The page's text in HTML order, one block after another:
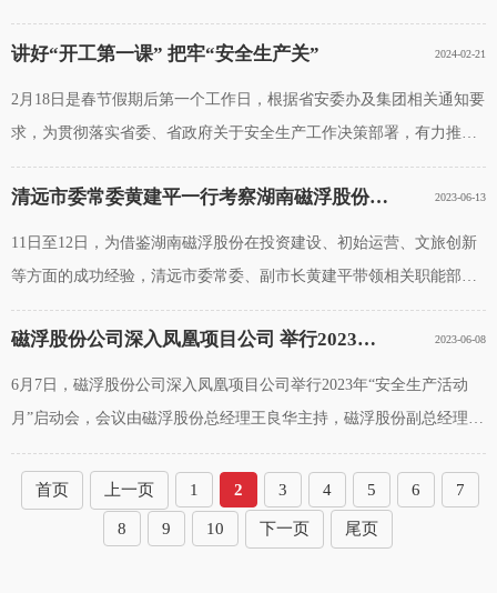
省铁路规划设计研究院总经理张戈，集团党群综合部相关人员陪同调
研。集团外部董事实地考察张
讲好“开工第一课” 把牢“安全生产关” 2024-02-21
2月18日是春节假期后第一个工作日，根据省安委办及集团相关通知要
求，为贯彻落实省委、省政府关于安全生产工作决策部署，有力推进
安全生产治本攻坚三年行动和安全守底行动，确保春节后复工复产安
全，湖南磁浮集团股份有限公司
清远市委常委黄建平一行考察湖南磁浮股份凤凰磁浮观光快线 2023-06-13
11日至12日，为借鉴湖南磁浮股份在投资建设、初始运营、文旅创新
等方面的成功经验，清远市委常委、副市长黄建平带领相关职能部门
及清远磁浮公司的负责人同志，考察凤凰磁浮观光快线。磁浮股份总
经理王良华、副总经理李拥军
磁浮股份公司深入凤凰项目公司 举行2023年“安全生产活动月”启动会 2023-06-08
6月7日，磁浮股份公司深入凤凰项目公司举行2023年“安全生产活动
月”启动会，会议由磁浮股份总经理王良华主持，磁浮股份副总经理李
拥军、刘立勇，磁浮股份相关部门负责人及凤凰磁浮公司领导班子成
员、各部门负责人、专（兼）职安
首页 上一页 1 2 3 4 5 6 7
8 9 10 下一页 尾页